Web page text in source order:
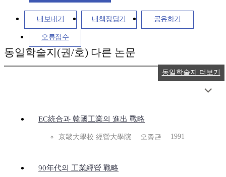
내보내기 내책장담기 공유하기
오류접수
동일학술지(권/호) 다른 논문
EC統合과 韓國工業의 進出 戰略
京畿大學校 經營大學院 오종근 1991
90年代의 工業經營 戰略
동일학술지 더보기